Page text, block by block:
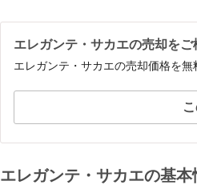
エレガンテ・サカエの売却を
エレガンテ・サカエの売却価格を無
エレガンテ・サカエの基本